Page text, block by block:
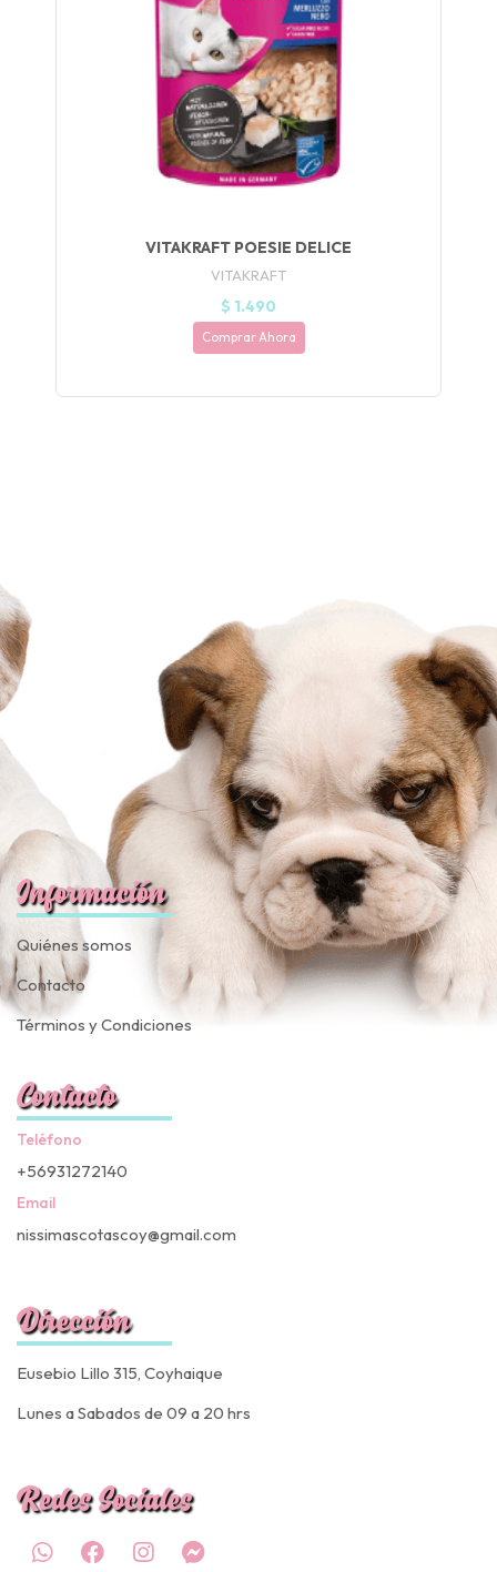
VITAKRAFT POESIE DELICE
VITAKRAFT
$ 1.490
Comprar Ahora
Información
Quiénes somos
Contacto
Términos y Condiciones
Contacto
Teléfono
+56931272140
Email
nissimascotascoy@gmail.com
Dirección
Eusebio Lillo 315, Coyhaique
Lunes a Sabados de 09 a 20 hrs
Redes Sociales